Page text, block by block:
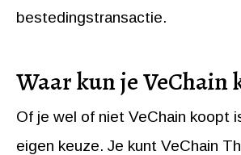
bestedingstransactie.
Waar kun je VeChain
Of je wel of niet VeChain koopt
eigen keuze. Je kunt VeChain